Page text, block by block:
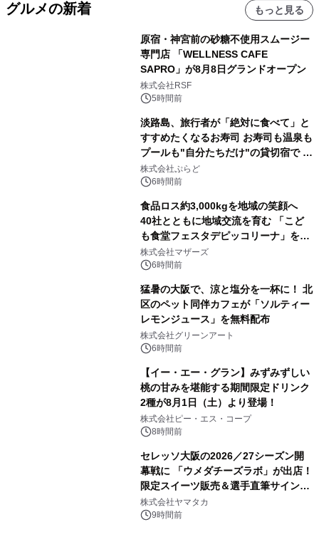
グルメの新着 もっと見る
原宿・神宮前の砂糖不使用スムージー
専門店 「WELLNESS CAFE
SAPRO」が8月8日グランドオープン
株式会社RSF
5時間前
淡路島、旅行者が「絶対に食べて」と
すすめたくなるお寿司 お寿司も温泉も
プールも"自分たちだけ"の貸切宿で 1
日1組限定「岩屋温泉 絵島別庭 海と
森」の握り寿司プラン
株式会社ぷらど
6時間前
食品ロス約3,000kgを地域の笑顔へ
40社とともに地域交流を育む 「こど
も食堂フェスタデピッコリーナ」を9
月5日(土)開催
株式会社マザーズ
6時間前
猛暑の大阪で、涼と塩分を一杯に！ 北
区のペット同伴カフェが「ソルティー
レモンジュース」を無料配布
株式会社グリーンアート
6時間前
【イー・エー・グラン】みずみずしい
桃の甘みを堪能する期間限定ドリンク
2種が8月1日（土）より登場！
株式会社ピー・エス・コープ
8時間前
セレッソ大阪の2026／27シーズン開
幕戦に 「ウメダチーズラボ」が出店！
限定スイーツ販売＆選手直筆サイング
ッズが当たる抽選会を 8月8日に開催
株式会社ヤマタカ
9時間前